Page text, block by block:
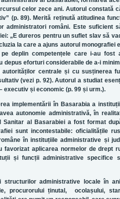
celor zece ani. Autorul constată
(p. 89). Merită reținută atitudinea
administratori români. Este suficient
„E dureros pentru un suflet slav să
la care a ajuns autorul monografiei
deplin competențele care i-au fost
eforturi considerabile de a-i
centrale și cu susținerea
(vezi p. 92). Autorul a studiat
executiv și economic (p. 99 și urm.).
implementării în Basarabia a
autonomie administrativă, în
al Basarabiei a fost format
sunt incontestabile: oficialitățile
în instituțiile administrative și
aplicarea normelor de drept
și funcții administrative specifice
administrative locale în
procurorului ținutal, ocolașului,